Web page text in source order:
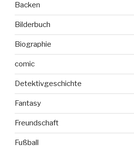
Backen
Bilderbuch
Biographie
comic
Detektivgeschichte
Fantasy
Freundschaft
Fußball